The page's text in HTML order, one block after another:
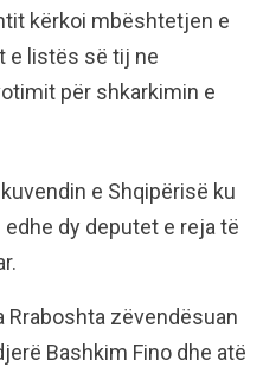
kërkoi mbështetjen e
e listës së tij ne
për shkarkimin e
e Shqipërisë ku
dy deputet e reja të
Rraboshta zëvendësuan
Bashkim Fino dhe atë